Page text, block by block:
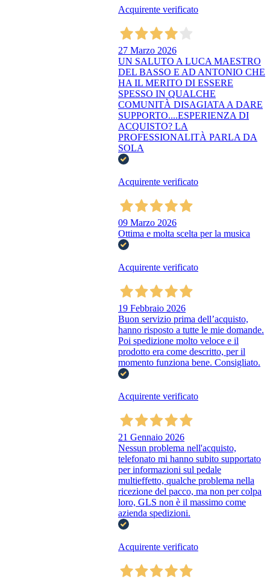
Acquirente verificato
27 Marzo 2026
UN SALUTO A LUCA MAESTRO
DEL BASSO E AD ANTONIO CHE
HA IL MERITO DI ESSERE
SPESSO IN QUALCHE
COMUNITÀ DISAGIATA A DARE
SUPPORTO....ESPERIENZA DI
ACQUISTO? LA
PROFESSIONALITÀ PARLA DA
SOLA
Acquirente verificato
09 Marzo 2026
Ottima e molta scelta per la musica
Acquirente verificato
19 Febbraio 2026
Buon servizio prima dell’acquisto,
hanno risposto a tutte le mie domande.
Poi spedizione molto veloce e il
prodotto era come descritto, per il
momento funziona bene. Consigliato.
Acquirente verificato
21 Gennaio 2026
Nessun problema nell'acquisto,
telefonato mi hanno subito supportato
per informazioni sul pedale
multieffetto, qualche problema nella
ricezione del pacco, ma non per colpa
loro, GLS non è il massimo come
azienda spedizioni.
Acquirente verificato